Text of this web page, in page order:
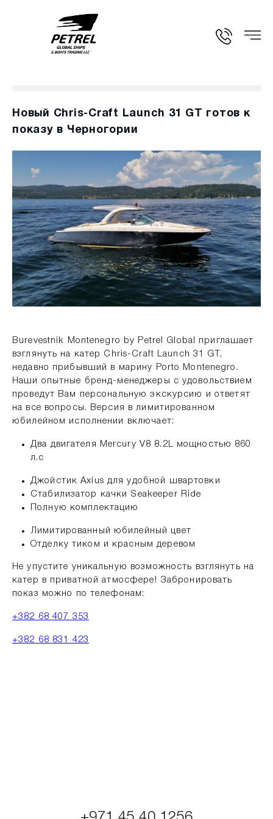
Новый Chris-Craft Launch 31 GT готов к
показу в Черногории
Burevestnik Montenegro by Petrel Global приглашает
взглянуть на катер Chris-Craft Launch 31 GT,
недавно прибывший в марину Porto Montenegro.
Наши опытные бренд-менеджеры с удовольствием
проведут Вам персональную экскурсию и ответят
на все вопросы. Версия в лимитированном
юбилейном исполнении включает:
Два двигателя Mercury V8 8.2L мощностью 860
л.с
Джойстик Axius для удобной швартовки
Стабилизатор качки Seakeeper Ride
Полную комплектацию
Лимитированный юбилейный цвет
Отделку тиком и красным деревом
Не упустите уникальную возможность взглянуть на
катер в приватной атмосфере! Забронировать
показ можно по телефонам:
+382 68 407 353
+382 68 831 423